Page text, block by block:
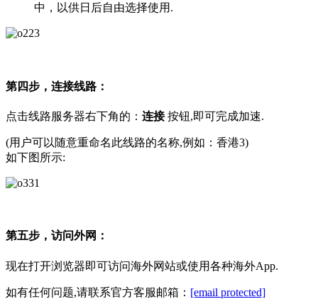
中，以供日后自由选择使用.
第四步，连接线路：
点击线路服务器右下角的： 连接按钮,即可完成加速.
(用户可以随意重命名此线路的名称,例如：香港3)
如下图所示:
第五步，访问外网：
现在打开浏览器即可访问海外网站或使用各种海外App.
如有任何问题,请联系官方客服邮箱： [email protected]